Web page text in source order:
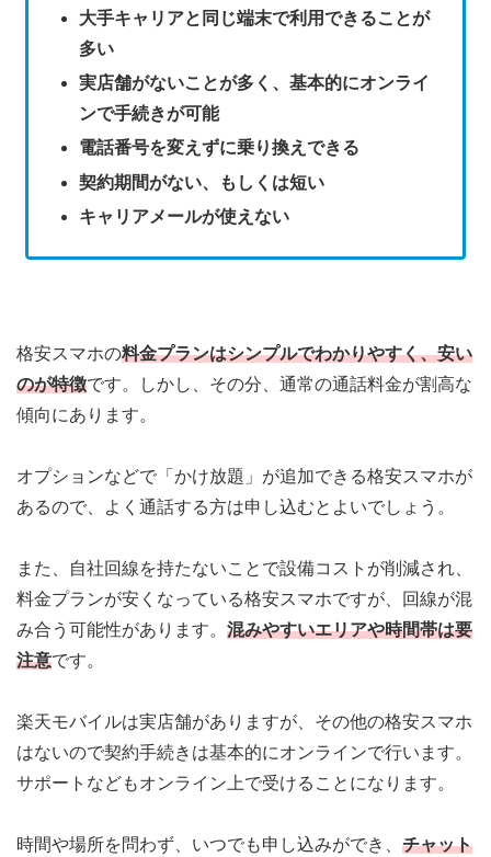
大手キャリアと同じ端末で利用できることが
多い
実店舗がないことが多く、基本的にオンライ
ンで手続きが可能
電話番号を変えずに乗り換えできる
契約期間がない、もしくは短い
キャリアメールが使えない
格安スマホの料金プランはシンプルでわかりやすく、安い
のが特徴です。しかし、その分、通常の通話料金が割高な
傾向にあります。
オプションなどで「かけ放題」が追加できる格安スマホが
あるので、よく通話する方は申し込むとよいでしょう。
また、自社回線を持たないことで設備コストが削減され、
料金プランが安くなっている格安スマホですが、回線が混
み合う可能性があります。 混みやすいエリアや時間帯は要
注意です。
楽天モバイルは実店舗がありますが、その他の格安スマホ
はないので契約手続きは基本的にオンラインで行います。
サポートなどもオンライン上で受けることになります。
時間や場所を問わず、いつでも申し込みができ、 チャット